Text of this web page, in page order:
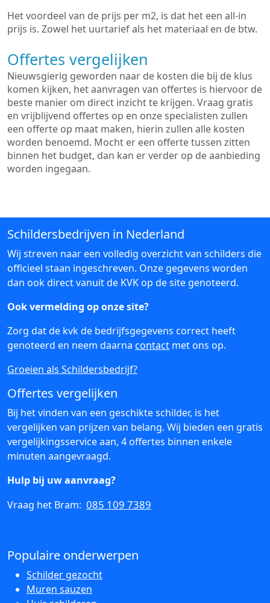
Het voordeel van de prijs per m2, is dat het een all-in
prijs is. Zowel het uurtarief als het materiaal en de btw.
Offertes vergelijken
Nieuwsgierig geworden naar de kosten die bij de klus
komen kijken, het aanvragen van offertes is hiervoor de
beste manier om direct inzicht te krijgen. Vraag gratis
en vrijblijvend offertes op en onze specialisten zullen
een offerte op maat maken, hierin zullen alle kosten
worden benoemd. Mocht er een offerte tussen zitten
binnen het budget, dan kan er verder op de aanbieding
worden ingegaan.
Schildersbedrijven in Nederland
Wij streven naar een volledig overzicht van schilders die
officieel staan ingeschreven. Onze gegevens worden
dan ook direct vanuit de KVK op de site genoteerd.
Ook vermelding op onze site?
Zorg dat de kvk de bedrijfsgegevens correct heeft
genoteerd en neem daarna contact met ons op.
Groeien als Schildersbedrijf?
Offertes vergelijken
Bij het vinden van een geschikte schilder, is het
vergelijken van prijzen van belang. Wij bieden een gratis
vergelijkingsservice aan, 4 offertes binnen enkele
minuten aangevraagd.
Hulp bij uw aanvraag?
Vraag het Bram: 085 109 7389
Populaire onderwerpen
Schilder gezocht
Muren sauzen